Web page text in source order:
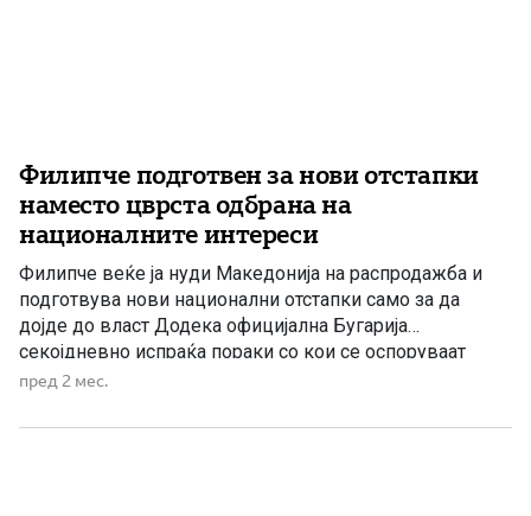
Филипче подготвен за нови отстапки
наместо цврста одбрана на
националните интереси
Филипче веќе ја нуди Македонија на распродажба и
подготвува нови национални отстапки само за да
дојде до власт Додека официјална Бугарија
секојдневно испраќа пораки со кои се оспоруваат
македонскиот идентитет, македонскиот јазик и
Филипче молчи и ја убедува јавноста дека нема
пред 2 мес.